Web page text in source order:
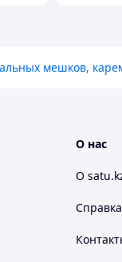
мешков,
О нас
О